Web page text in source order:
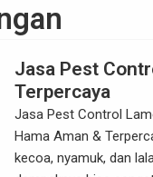
Jasa Pest
Terpercaya
Jasa Pest Control
Hama Aman &
kecoa, nyamuk, dan